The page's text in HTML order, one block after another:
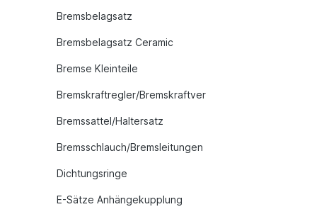
Bremsbelagsatz
Bremsbelagsatz Ceramic
Bremse Kleinteile
Bremskraftregler/Bremskraftver
Bremssattel/Haltersatz
Bremsschlauch/Bremsleitungen
Dichtungsringe
E-Sätze Anhängekupplung